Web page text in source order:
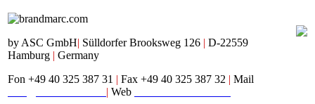
by ASC GmbH| Sülldorfer Brooksweg 126 | D-22559
Hamburg | Germany
Fon +49 40 325 387 31 | Fax +49 40 325 387 32 | Mail
| Web